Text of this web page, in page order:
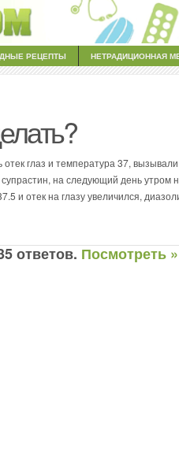
РЕЦЕПТЫ НЕТРАДИЦИОННАЯ
глаз и температура 37,
на следующий день утром
и отек на глазу увеличился,
ответов. Посмотреть »